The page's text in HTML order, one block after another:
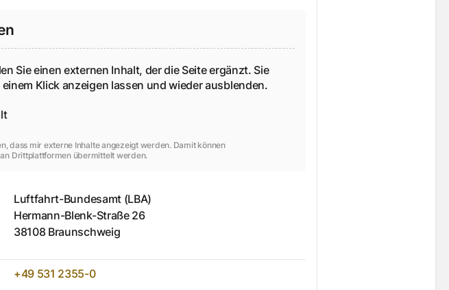
Sie einen externen Inhalt, der die Seite ergänzt. Sie
Klick anzeigen lassen und wieder ausblenden.
dass mir externe Inhalte angezeigt werden. Damit können
Drittplattformen übermittelt werden.
Luftfahrt-Bundesamt (LBA)
Hermann-Blenk-Straße 26
38108 Braunschweig
+49 531 2355-0